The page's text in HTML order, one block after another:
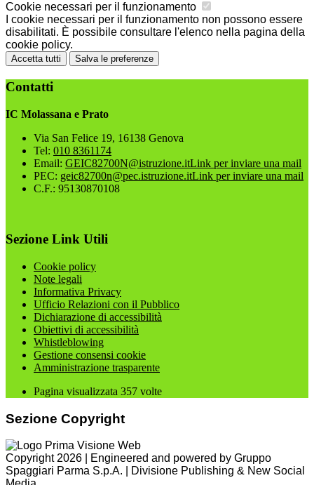
Cookie necessari per il funzionamento
I cookie necessari per il funzionamento non possono essere
disabilitati. È possibile consultare l'elenco nella pagina della
cookie policy.
Accetta tutti Salva le preferenze
Contatti
IC Molassana e Prato
Via San Felice 19, 16138 Genova
Tel: 010 8361174
Email: GEIC82700N@istruzione.itLink per inviare una mail
PEC: geic82700n@pec.istruzione.itLink per inviare una mail
C.F.: 95130870108
Sezione Link Utili
Cookie policy
Note legali
Informativa Privacy
Ufficio Relazioni con il Pubblico
Dichiarazione di accessibilità
Obiettivi di accessibilità
Whistleblowing
Gestione consensi cookie
Amministrazione trasparente
Pagina visualizzata 357 volte
Sezione Copyright
Copyright 2026 | Engineered and powered by Gruppo
Spaggiari Parma S.p.A. | Divisione Publishing & New Social